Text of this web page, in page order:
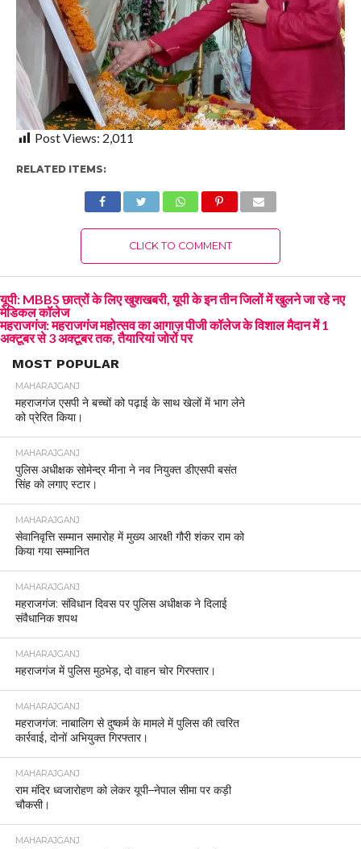
Post Views: 2,011
RELATED ITEMS:
CLICK TO COMMENT
यूपी: MBBS छात्रों के लिए खुशखबरी, यूपी के इन तीन जिलों में खुलने जा रहे नए
मेडिकल कॉलेज
महराजगंज: महराजगंज महोत्सव का आगाज़ पीजी कॉलेज के विशाल मैदान में 1
अक्टूबर से 3 अक्टूबर तक, तैयारियां जोरों पर
MOST POPULAR
MAHARAJGANJ
महराजगंज एसपी ने बच्चों को पढ़ाई के साथ खेलों में भाग लेने
को प्रेरित किया।
MAHARAJGANJ
पुलिस अधीक्षक सोमेन्द्र मीना ने नव नियुक्त डीएसपी बसंत
सिंह को लगाए स्टार।
MAHARAJGANJ
सेवानिवृत्ति सम्मान समारोह में मुख्य आरक्षी गौरी शंकर राम को
किया गया सम्मानित
MAHARAJGANJ
महराजगंज: संविधान दिवस पर पुलिस अधीक्षक ने दिलाई
संवैधानिक शपथ
MAHARAJGANJ
महराजगंज में पुलिस मुठभेड़, दो वाहन चोर गिरफ्तार।
MAHARAJGANJ
महराजगंज: नाबालिग से दुष्कर्म के मामले में पुलिस की त्वरित
कार्रवाई, दोनों अभियुक्त गिरफ्तार।
MAHARAJGANJ
राम मंदिर ध्वजारोहण को लेकर यूपी–नेपाल सीमा पर कड़ी
चौकसी।
MAHARAJGANJ